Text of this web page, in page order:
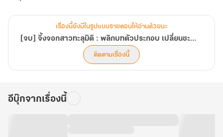
เรื่องนี้ยังมีในรูปแบบรายตอนให้อ่านด้วยนะ
[จบ] จิ้งจอกสาวทะลุมิติ : พลิกบทตัวประกอบ เปลี่ยนชะตาชีวิตกับสกิลพิเศษในยุค 70
ติดตามเรื่องนี้
อีบุ๊กจากเรื่องนี้